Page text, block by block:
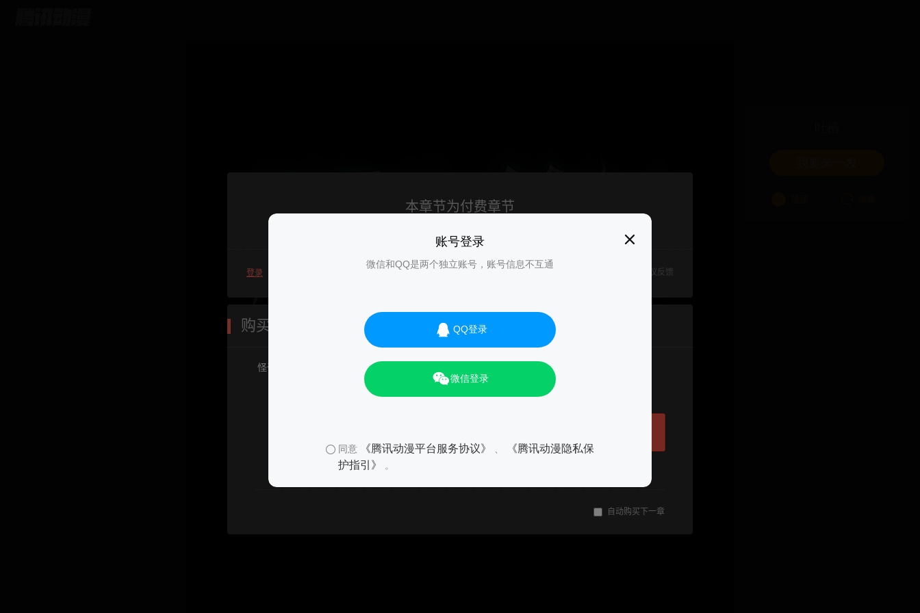
账号登录
微信和QQ是两个独立账号，账号信息不互通
QQ登录
微信登录
同意 《腾讯动漫平台服务协议》
《腾讯动漫隐私保
护指引》
。